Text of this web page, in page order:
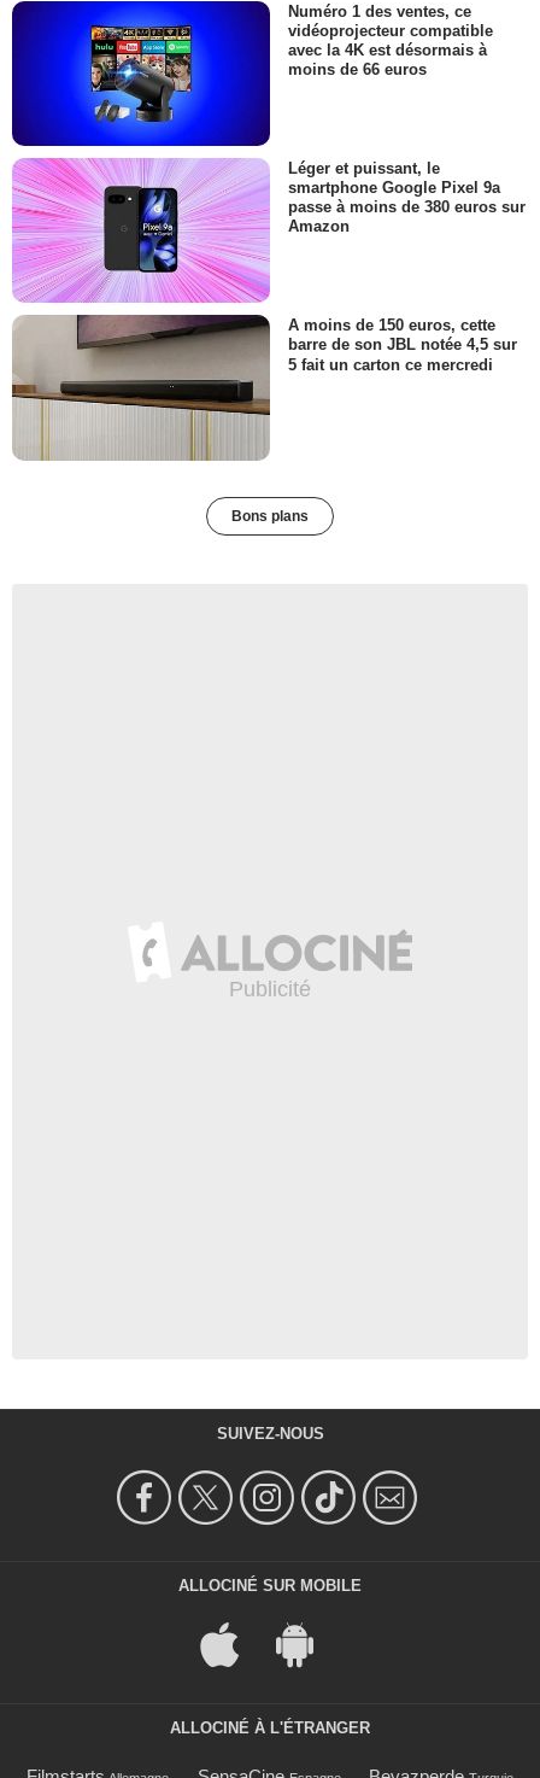
Numéro 1 des ventes, ce
vidéoprojecteur compatible
avec la 4K est désormais à
moins de 66 euros
Léger et puissant, le
smartphone Google Pixel 9a
passe à moins de 380 euros sur
Amazon
A moins de 150 euros, cette
barre de son JBL notée 4,5 sur
5 fait un carton ce mercredi
Bons plans
SUIVEZ-NOUS
ALLOCINÉ SUR MOBILE
ALLOCINÉ À L'ÉTRANGER